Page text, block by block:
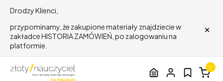
Drodzy Klienci,
przypominamy, że zakupione materiały znajdziecie w
zakładce HISTORIA ZAMÓWIEŃ, po zalogowaniu na
platformie.
×
0